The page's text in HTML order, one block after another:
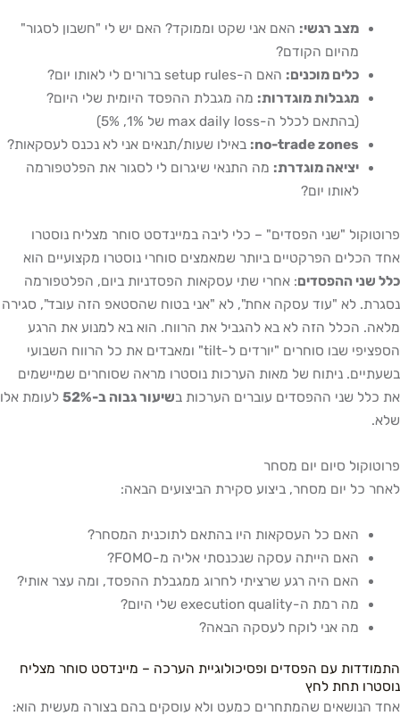
מצב רגשי: האם אני שקט וממוקד? האם יש לי "חשבון לסגור"
מהיום הקודם?
כלים מוכנים: האם ה-setup rules ברורים לי לאותו יום?
מגבלות מוגדרות: מה מגבלת ההפסד היומית שלי היום?
(בהתאם לכלל ה-max daily loss של 1%, 5%)
no-trade zones: באילו שעות/תנאים אני לא נכנס לעסקאות?
יציאה מוגדרת: מה התנאי שיגרום לי לסגור את הפלטפורמה
לאותו יום?
פרוטוקול "שני הפסדים" – כלי ליבה במיינדסט סוחר מצליח נוסטרו
אחד הכלים הפרקטיים ביותר שמאמצים סוחרי נוסטרו מקצועיים הוא
כלל שני ההפסדים: אחרי שתי עסקאות הפסדניות ביום, הפלטפורמה
נסגרת. לא "עוד עסקה אחת", לא "אני בטוח שהסטאפ הזה עובד", סגירה
מלאה. הכלל הזה לא בא להגביל את הרווח. הוא בא למנוע את הרגע
הספציפי שבו סוחרים "יורדים ל-tilt" ומאבדים את כל הרווח השבועי
בשעתיים. ניתוח של מאות הערכות נוסטרו מראה שסוחרים שמיישמים
את כלל שני ההפסדים עוברים הערכות בשיעור גבוה ב-52%
לעומת אלו
שלא.
פרוטוקול סיום יום מסחר
לאחר כל יום מסחר, ביצוע סקירת הביצועים הבאה:
האם כל העסקאות היו בהתאם לתוכנית המסחר?
האם הייתה עסקה שנכנסתי אליה מ-FOMO?
האם היה רגע שרציתי לחרוג ממגבלת ההפסד, ומה עצר אותי?
מה רמת ה-execution quality שלי היום?
מה אני לוקח לעסקה הבאה?
התמודדות עם הפסדים ופסיכולוגיית הערכה – מיינדסט סוחר מצליח
נוסטרו תחת לחץ
אחד הנושאים שהמתחרים כמעט ולא עוסקים בהם בצורה מעשית הוא: